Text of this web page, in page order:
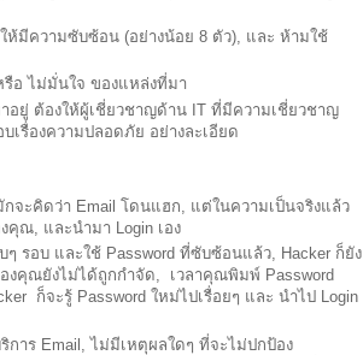
ห้มีความซับซ้อน (อย่างน้อย 8 ตัว), และ ห้ามใช้
อ ไม่มั่นใจ ของแหล่งที่มา
ยู่ ต้องให้ผู้เชี่ยวชาญด้าน IT ที่มีความเชี่ยวชาญ
เรื่องความปลอดภัย อย่างละเอียด
จะคิดว่า Email โดนแฮก, แต่ในความเป็นจริงแล้ว
คุณ, และนำมา Login เอง
รอบ และใช้ Password ที่ซับซ้อนแล้ว, Hacker ก็ยัง
องคุณยังไม่ได้ถูกกำจัด, เวลาคุณพิมพ์ Password
ก็จะรู้ Password ใหม่ไปเรื่อยๆ และ นำไป Login
การ Email, ไม่มีเหตุผลใดๆ ที่จะไม่ปกป้อง